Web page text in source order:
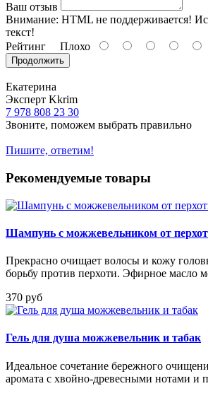
Ваш отзыв
Внимание: HTML не поддерживается!
текст!
Рейтинг Плохо
Продолжить
Екатерина
Эксперт Kkrim
7 978 808 23 30
Звоните, поможем выбрать правильно
Пишите, ответим!
Рекомендуемые товары
Шампунь с можжевельником от
Прекрасно очищает волосы и кожу
борьбу против перхоти. Эфирное масло
370 руб
Гель для душа можжевельник и табак
Идеальное сочетание бережного
аромата с хвойно-древесными нотами и